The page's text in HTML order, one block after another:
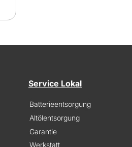
Service Lokal
Batterieentsorgung
Altölentsorgung
Garantie
Werkstatt